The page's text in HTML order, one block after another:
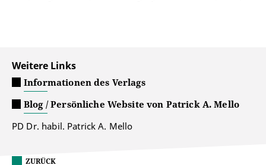
Weitere Links
Informationen des Verlags
Blog / Persönliche Website von Patrick A. Mello
PD Dr. habil. Patrick A. Mello
ZURÜCK